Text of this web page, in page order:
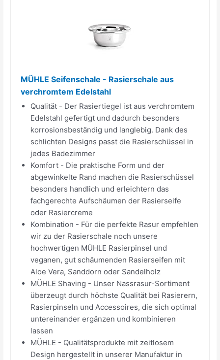
MÜHLE Seifenschale - Rasierschale aus
verchromtem Edelstahl
Qualität - Der Rasiertiegel ist aus verchromtem
Edelstahl gefertigt und dadurch besonders
korrosionsbeständig und langlebig. Dank des
schlichten Designs passt die Rasierschüssel in
jedes Badezimmer
Komfort - Die praktische Form und der
abgewinkelte Rand machen die Rasierschüssel
besonders handlich und erleichtern das
fachgerechte Aufschäumen der Rasierseife
oder Rasiercreme
Kombination - Für die perfekte Rasur empfehlen
wir zu der Rasierschale noch unsere
hochwertigen MÜHLE Rasierpinsel und
veganen, gut schäumenden Rasierseifen mit
Aloe Vera, Sanddorn oder Sandelholz
MÜHLE Shaving - Unser Nassrasur-Sortiment
überzeugt durch höchste Qualität bei Rasierern,
Rasierpinseln und Accessoires, die sich optimal
untereinander ergänzen und kombinieren
lassen
MÜHLE - Qualitätsprodukte mit zeitlosem
Design hergestellt in unserer Manufaktur in